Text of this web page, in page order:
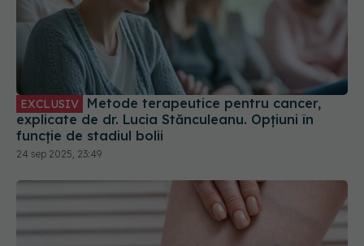
EXCLUSIV Metode terapeutice pentru cancer,
explicate de dr. Lucia Stănculeanu. Opțiuni în
funcție de stadiul bolii
24 sep 2025, 23:49